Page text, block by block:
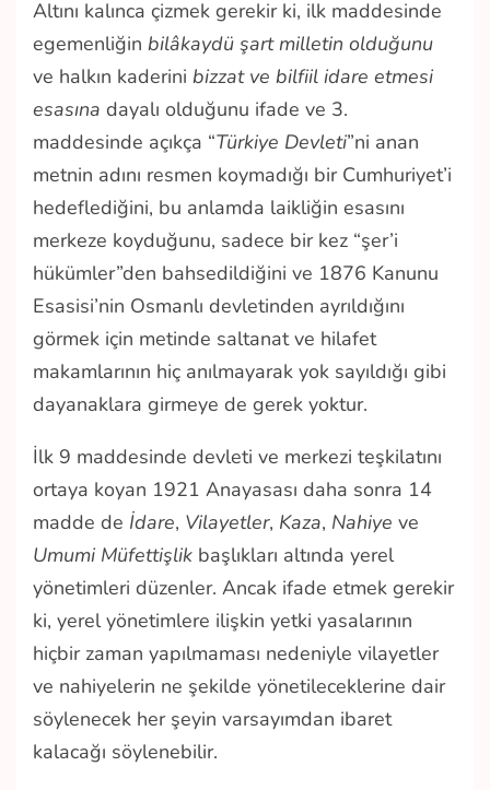
Altını kalınca çizmek gerekir ki, ilk maddesinde
egemenliğin bilâkaydü şart milletin olduğunu
ve halkın kaderini bizzat ve bilfiil idare etmesi
esasına dayalı olduğunu ifade ve 3.
maddesinde açıkça “Türkiye Devleti”ni anan
metnin adını resmen koymadığı bir Cumhuriyet’i
hedeflediğini, bu anlamda laikliğin esasını
merkeze koyduğunu, sadece bir kez “şer’i
hükümler”den bahsedildiğini ve 1876 Kanunu
Esasisi’nin Osmanlı devletinden ayrıldığını
görmek için metinde saltanat ve hilafet
makamlarının hiç anılmayarak yok sayıldığı gibi
dayanaklara girmeye de gerek yoktur.
İlk 9 maddesinde devleti ve merkezi teşkilatını
ortaya koyan 1921 Anayasası daha sonra 14
madde de İdare, Vilayetler, Kaza, Nahiye ve
Umumi Müfettişlik başlıkları altında yerel
yönetimleri düzenler. Ancak ifade etmek gerekir
ki, yerel yönetimlere ilişkin yetki yasalarının
hiçbir zaman yapılmaması nedeniyle vilayetler
ve nahiyelerin ne şekilde yönetileceklerine dair
söylenecek her şeyin varsayımdan ibaret
kalacağı söylenebilir.